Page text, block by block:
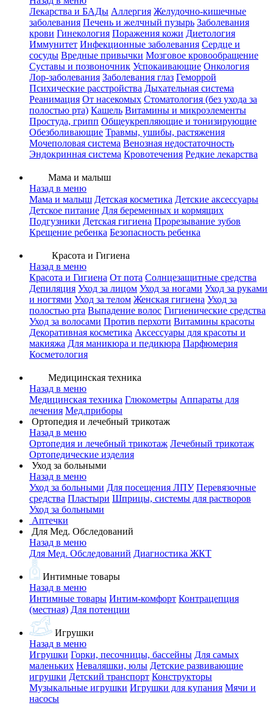
Лекарства и БАДы Аллергия Желудочно-кишечные
заболевания Печень и желчный пузырь Заболевания
крови Гинекология Поражения кожи Диетология
Иммунитет Инфекционные заболевания Сердце и
сосуды Вредные привычки Мозговое кровообращение
Суставы и позвоночник Успокаивающие Онкология
Лор-заболевания Заболевания глаз Геморрой
Психические расстройства Дыхательная система
Реанимация От насекомых Стоматология (без ухода за
полостью рта) Кашель Витамины и микроэлементы
Простуда, грипп Общеукрепляющие и тонизирующие
Обезболивающие Травмы, ушибы, растяжения
Мочеполовая система Венозная недостаточность
Эндокринная система Кровотечения Редкие лекарства
Мама и малыш
Назад в меню
Мама и малыш Детская косметика Детские аксессуары
Детское питание Для беременных и кормящих
Подгузники Детская гигиена Прорезывание зубов
Крещение ребенка Безопасность ребенка
Красота и Гигиена
Назад в меню
Красота и Гигиена От пота Солнцезащитные средства
Депиляция Уход за лицом Уход за ногами Уход за руками
и ногтями Уход за телом Женская гигиена Уход за
полостью рта Выпадение волос Гигиенические средства
Уход за волосами Против перхоти Витамины красоты
Декоративная косметика Аксессуары для красоты и
макияжа Для маникюра и педикюра Парфюмерия
Косметология
Медицинская техника
Назад в меню
Медицинская техника Глюкометры Аппараты для
лечения Мед.приборы
Ортопедия и лечебный трикотаж
Назад в меню
Ортопедия и лечебный трикотаж Лечебный трикотаж
Ортопедические изделия
Уход за больными
Назад в меню
Уход за больными Для посещения ЛПУ Перевязочные
средства Пластыри Шприцы, системы для растворов
Уход за больными
Аптечки
Для Мед. Обследований
Назад в меню
Для Мед. Обследований Диагностика ЖКТ
Интимные товары
Назад в меню
Интимные товары Интим-комфорт Контрацепция
(местная) Для потенции
Игрушки
Назад в меню
Игрушки Горки, песочницы, бассейны Для самых
маленьких Неваляшки, юлы Детские развивающие
игрушки Детский транспорт Конструкторы
Музыкальные игрушки Игрушки для купания Мячи и
насосы